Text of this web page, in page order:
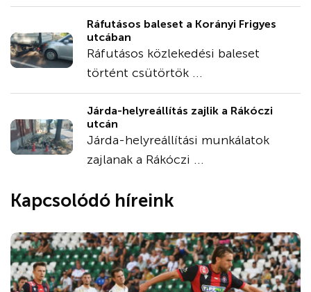
Ráfutásos baleset a Korányi Frigyes
utcában
Ráfutásos közlekedési baleset
történt csütörtök ...
Járda-helyreállítás zajlik a Rákóczi
utcán
Járda-helyreállítási munkálatok
zajlanak a Rákóczi ...
Kapcsolódó híreink